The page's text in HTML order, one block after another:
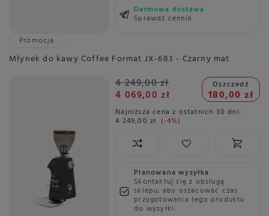
Darmowa dostawa
Sprawdź cennik
Promocja
Młynek do kawy Coffee Format JX-683 - Czarny mat
4 249,00 zł
4 069,00 zł
Oszczedź
180,00 zł
Najniższa cena z ostatnich 30 dni:
4 249,00 zł -4%
Planowana wysyłka
Skontaktuj się z obsługą
sklepu, aby oszacować czas
przygotowania tego produktu
do wysyłki.